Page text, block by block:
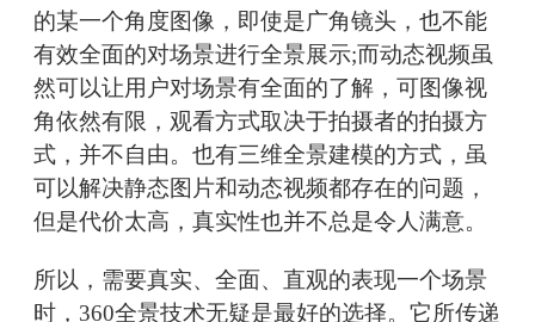
的某一个角度图像，即使是广角镜头，也不能
有效全面的对场景进行全景展示;而动态视频虽
然可以让用户对场景有全面的了解，可图像视
角依然有限，观看方式取决于拍摄者的拍摄方
式，并不自由。也有三维全景建模的方式，虽
可以解决静态图片和动态视频都存在的问题，
但是代价太高，真实性也并不总是令人满意。
所以，需要真实、全面、直观的表现一个场景
时，360全景技术无疑是最好的选择。它所传递